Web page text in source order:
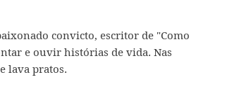
convicto, escritor de "Como
e ouvir histórias de vida. Nas
lava pratos.